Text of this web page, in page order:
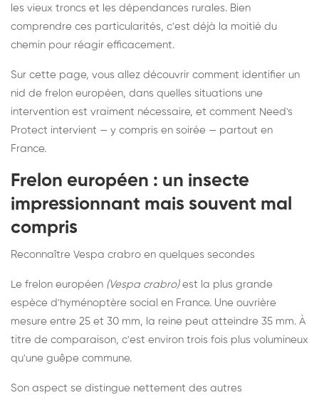
les vieux troncs et les dépendances rurales. Bien
comprendre ces particularités, c'est déjà la moitié du
chemin pour réagir efficacement.
Sur cette page, vous allez découvrir comment identifier un
nid de frelon européen, dans quelles situations une
intervention est vraiment nécessaire, et comment Need's
Protect intervient — y compris en soirée — partout en
France.
Frelon européen : un insecte
impressionnant mais souvent mal
compris
Reconnaître Vespa crabro en quelques secondes
Le frelon européen (Vespa crabro)est la plus grande
espèce d'hyménoptère social en France. Une ouvrière
mesure entre 25 et 30 mm, la reine peut atteindre 35 mm. À
titre de comparaison, c'est environ trois fois plus volumineux
qu'une guêpe commune.
Son aspect se distingue nettement des autres